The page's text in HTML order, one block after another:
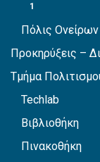
1
Πόλις Ονείρων
Προκηρύξεις –
Τμήμα
Techlab
Βιβλιοθήκη
Πινακοθήκη